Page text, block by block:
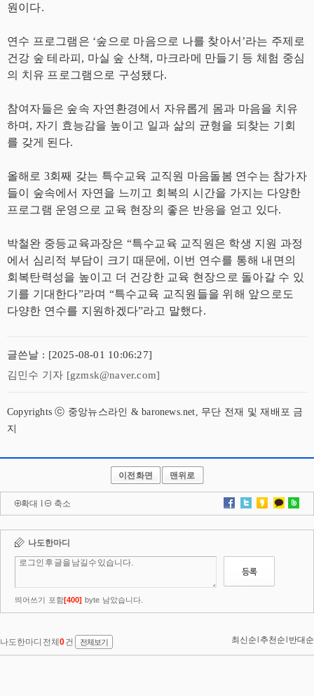
원이다.
연수 프로그램은 ‘숲으로 마음으로 나를 찾아서’라는 주제로
건강 숲 테라피, 마실 숲 산책, 마크라메 만들기 등 체험 중심
의 치유 프로그램으로 구성됐다.
참여자들은 숲속 자연환경에서 자유롭게 몸과 마음을 치유
하며, 자기 효능감을 높이고 일과 삶의 균형을 되찾는 기회
를 갖게 된다.
올해로 3회째 갖는 특수교육 교직원 마음돌봄 연수는 참가자
들이 숲속에서 자연을 느끼고 회복의 시간을 가지는 다양한
프로그램 운영으로 교육 현장의 좋은 반응을 얻고 있다.
박철완 중등교육과장은 “특수교육 교직원은 학생 지원 과정
에서 심리적 부담이 크기 때문에, 이번 연수를 통해 내면의
회복탄력성을 높이고 더 건강한 교육 현장으로 돌아갈 수 있
기를 기대한다”라며 “특수교육 교직원들을 위해 앞으로도
다양한 연수를 지원하겠다”라고 말했다.
글쓴날 : [2025-08-01 10:06:27]
김민수 기자 [gzmsk@naver.com]
Copyrights ⓒ 중앙뉴스라인 & baronews.net, 무단 전재 및 재배포 금
지
이전화면 맨위로
확대 l 축소